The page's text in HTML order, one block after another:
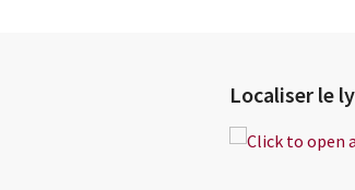
Localiser le